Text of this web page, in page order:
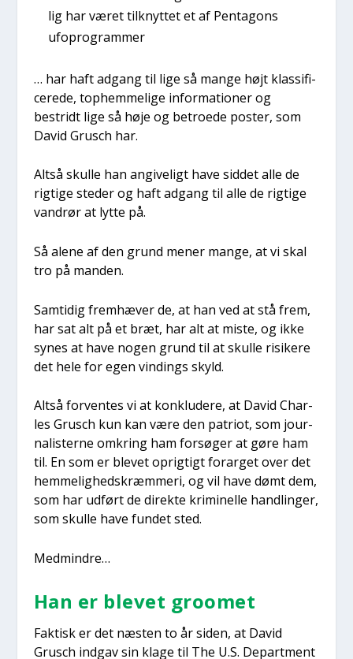
lig har været til­knyt­tet et af Pen­ta­gons
ufopro­gram­mer
… har haft adgang til lige så man­ge højt klas­si­fi­
ce­re­de, top­hem­me­li­ge infor­ma­tio­ner og
bestridt lige så høje og betro­e­de poster, som
David Grusch har.
Alt­så skul­le han angi­ve­ligt have sid­det alle de
rig­ti­ge ste­der og haft adgang til alle de rig­ti­ge
van­d­rør at lyt­te på.
Så ale­ne af den grund mener man­ge, at vi skal
tro på man­den.
Sam­ti­dig frem­hæ­ver de, at han ved at stå frem,
har sat alt på et bræt, har alt at miste, og ikke
synes at have nogen grund til at skul­le risi­ke­re
det hele for egen vin­dings skyld.
Alt­så for­ven­tes vi at kon­klu­de­re, at David Char­
les Grusch kun kan være den patri­ot, som jour­
na­li­ster­ne omkring ham for­sø­ger at gøre ham
til. En som er ble­vet oprig­tigt for­ar­get over det
hem­me­lig­heds­kræm­me­ri, og vil have dømt dem,
som har udført de direk­te kri­mi­nel­le hand­lin­ger,
som skul­le have fun­det sted.
Med­min­dre…
Han er ble­vet groo­met
Fak­tisk er det næsten to år siden, at David
Grusch ind­gav sin kla­ge til The U.S. Depart­ment